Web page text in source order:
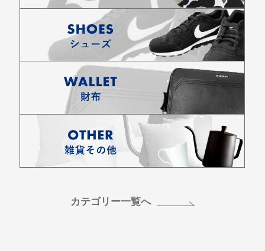
お買い物を続ける カートへ進む
カテゴリー一覧へ